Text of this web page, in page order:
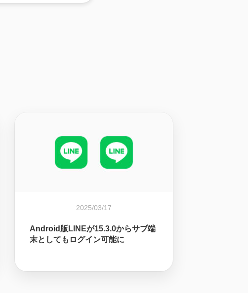
2025/03/17
Android版LINEが15.3.0からサブ端
末としてもログイン可能に